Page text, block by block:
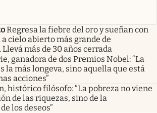
Regresa la fiebre del oro y sueñan con
cielo abierto más grande de
más de 30 años cerrada
ganadora de dos Premios Nobel: “La
la más longeva, sino aquella que está
acciones”
histórico filósofo: “La pobreza no viene
de las riquezas, sino de la
los deseos”